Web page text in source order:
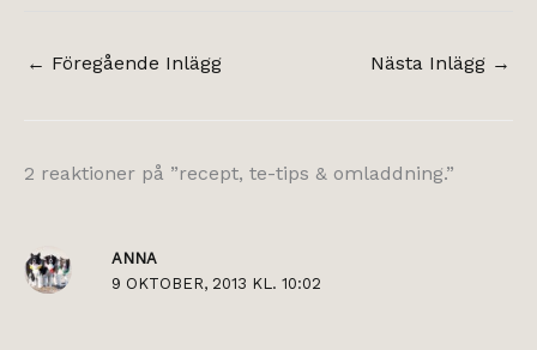
← Föregående Inlägg Nästa Inlägg →
2 reaktioner på ”recept, te-tips & omladdning.”
ANNA
9 OKTOBER, 2013 KL. 10:02